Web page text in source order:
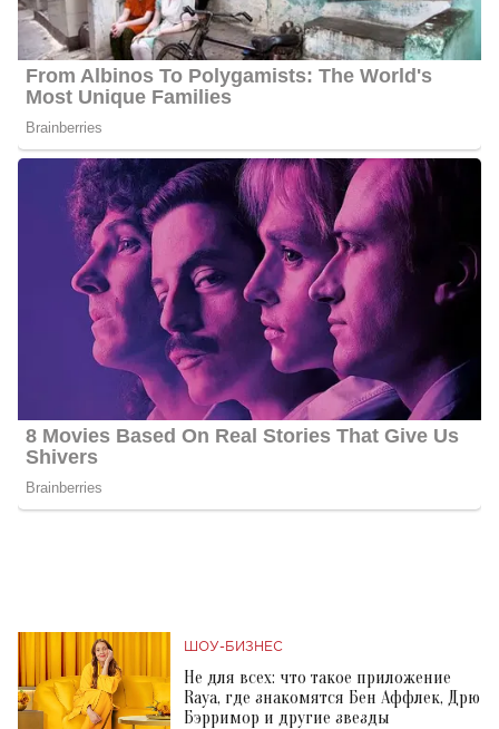
ШОУ-БИЗНЕС
Не для всех: что такое приложение
Raya, где знакомятся Бен Аффлек, Дрю
Бэрримор и другие звезды